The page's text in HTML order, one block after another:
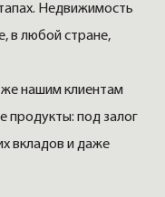
Недвижимость
в любой стране,
нашим клиентам
продукты: под залог
вкладов и даже